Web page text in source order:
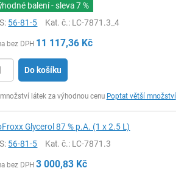
balení - sleva7 %
56-81-5 Kat. č.: LC-7871.3_4
bez DPH 11 117,36 Kč
Do košíku
látek za výhodnou cenu Poptat větší množství
Glycerol 87 % p.A. (1 x 2.5 L)
56-81-5 Kat. č.: LC-7871.3
bez DPH 3 000,83 Kč